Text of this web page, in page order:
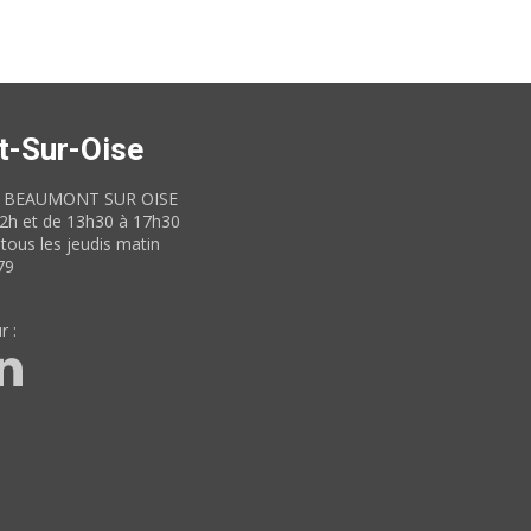
Sur-Oise
SUR OISE
et de 13h30 à 17h30
les jeudis matin
: